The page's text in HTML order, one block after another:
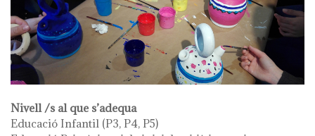
Nivell /s al que s’adequa
Educació Infantil (P3, P4, P5)